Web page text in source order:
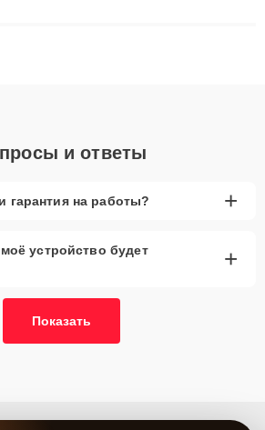
и ответы
гарантия на работы? +
моё устройство будет
+
Показать